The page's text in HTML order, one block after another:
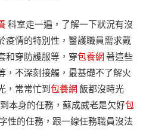
科室走一遍，了解一下狀況有沒
疫情的特別性，醫護職員需求戴
和穿防護服等，穿包養網 著這些
，不深刻接觸，最基礎不了解火
，常常忙到包養網 飯都沒時光
本身的任務，蘇成威老是欠好包
性的任務，跟一線任務職員沒法